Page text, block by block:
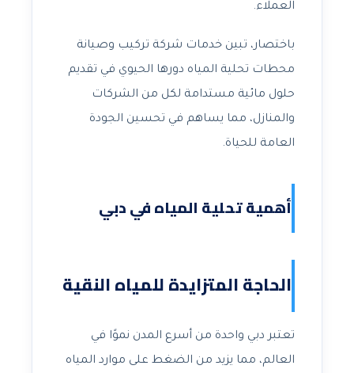
العملاء.
باختصار، تبين خدمات شركة تركيب وصيانة
محطات تحلية المياه دورها الحيوي في تقديم
حلول مائية مستدامة لكل من الشركات
والمنازل، مما يساهم في تحسين الجودة
العامة للحياة.
أهمية تحلية المياه في دبي
الحاجة المتزايدة للمياه النقية
تعتبر دبي واحدة من أسرع المدن نموًا في
العالم، مما يزيد من الضغط على موارد المياه